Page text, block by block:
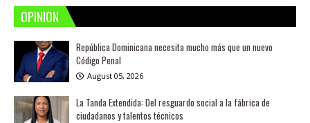
OPINION
República Dominicana necesita mucho más que un nuevo
Código Penal
August 05, 2026
La Tanda Extendida: Del resguardo social a la fábrica de
ciudadanos y talentos técnicos